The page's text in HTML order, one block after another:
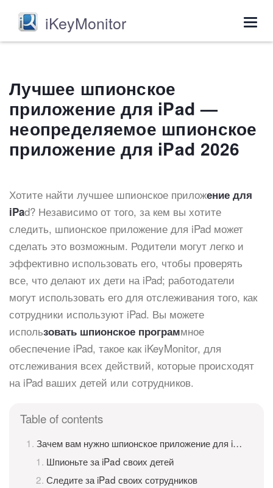
iKeyMonitor
Лучшее шпионское
приложение для iPad —
неопределяемое шпионское
приложение для iPad 2026
Хотите найти лучшее шпионское приложение для
iPad? Независимо от того, за кем вы хотите
следить, шпионское приложение для iPad может
сделать это возможным. Родители могут легко и
эффективно использовать его, чтобы проверять
все, что делают их дети на iPad; работодатели
могут использовать его для отслеживания того, как
сотрудники используют iPad. Вы можете
использовать шпионское программное
обеспечение iPad, такое как iKeyMonitor, для
отслеживания всех действий, которые происходят
на iPad ваших детей или сотрудников.
Table of contents
Зачем вам нужно шпионское приложение для iPad?
Шпионьте за iPad своих детей
Следите за iPad своих сотрудников